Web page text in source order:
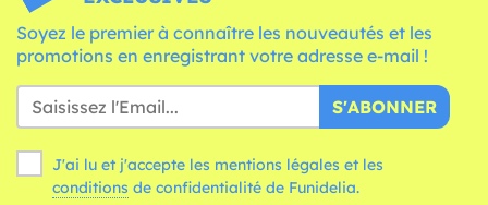
Soyez le premier à connaître les nouveautés et les
promotions en enregistrant votre adresse e-mail !
S'ABONNER
J'ai lu et j'accepte les mentions légales et les
conditions de confidentialité de Funidelia.